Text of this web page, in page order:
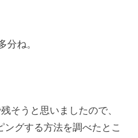
分ね。
そうと思いましたので、
グする方法を調べたとこ